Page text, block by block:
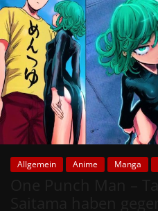
Allgemein Anime Manga